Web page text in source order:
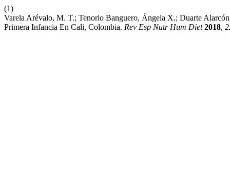
(1)
Varela Arévalo, M. T.; Tenorio Banguero, Ángela X.; Duarte
Primera Infancia En Cali, Colombia. Rev Esp Nutr Hum Diet 2018,